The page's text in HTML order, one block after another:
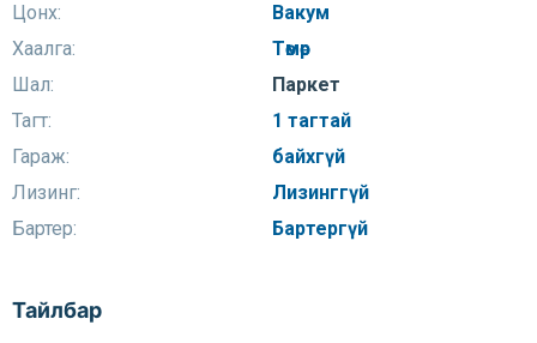
Цонх:
Вакум
Хаалга:
Төмөр
Шал:
Паркет
Тагт:
1 тагтай
Гараж:
байхгүй
Лизинг:
Лизинггүй
Бартер:
Бартергүй
Тайлбар